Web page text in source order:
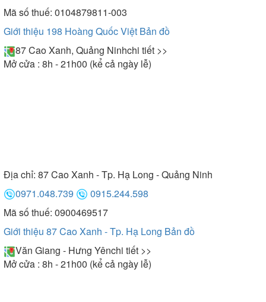
Mã số thuế: 0104879811-003
Giới thiệu 198 Hoàng Quốc Việt Bản đồ
87 Cao Xanh, Quảng Ninhchi tiết >>
Mở cửa : 8h - 21h00 (kể cả ngày lễ)
Địa chỉ: 87 Cao Xanh - Tp. Hạ Long - Quảng Ninh
0971.048.739
0915.244.598
Mã số thuế: 0900469517
Giới thiệu 87 Cao Xanh - Tp. Hạ Long Bản đồ
Văn Giang - Hưng Yênchi tiết >>
Mở cửa : 8h - 21h00 (kể cả ngày lễ)